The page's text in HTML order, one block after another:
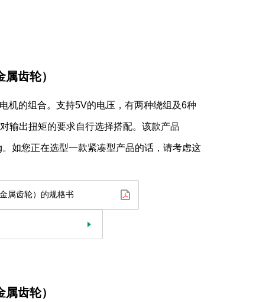
齿轮）
机的组合。支持5V的电压，有两种绕组及6种
输出扭矩的要求自行选择搭配。该款产品
如您正在选型一款紧凑型产品的话，请考虑这
（金属齿轮）的规格书
询
齿轮）